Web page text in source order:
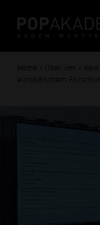
Home / Über uns /
europäischem